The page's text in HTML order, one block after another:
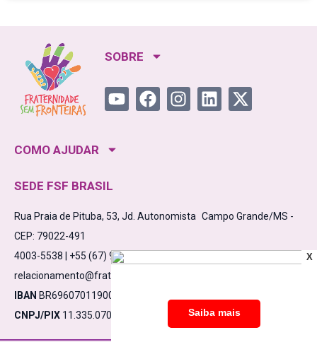
SOBRE
COMO AJUDAR
SEDE FSF BRASIL
Rua Praia de Pituba, 53, Jd. Autonomista Campo Grande/MS -
CEP: 79022-491
4003-5538 | +55 (67) 98475-5638
relacionamento@fraternidadesemfronteiras.org.br
IBAN BR6960701190000910000532861C1
CNPJ/PIX 11.335.070/0001-17
X